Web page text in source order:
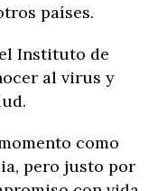
países.
Instituto de
al virus y
como
pero justo por